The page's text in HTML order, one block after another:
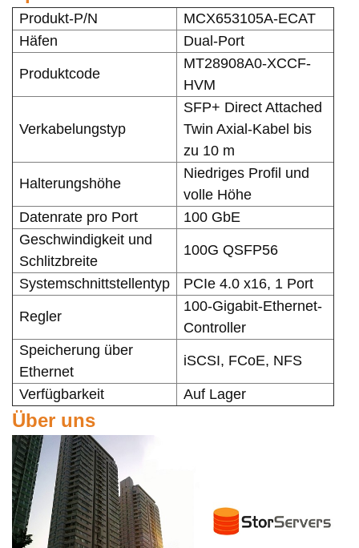
Produkt-P/N
MCX653105A-ECAT
Häfen
Dual-Port
Produktcode
MT28908A0-XCCF-
HVM
Verkabelungstyp
SFP+ Direct Attached
Twin Axial-Kabel bis
zu 10 m
Halterungshöhe
Niedriges Profil und
volle Höhe
Datenrate pro Port
100 GbE
Geschwindigkeit und
Schlitzbreite
100G QSFP56
Systemschnittstellentyp PCIe 4.0 x16, 1 Port
Regler
100-Gigabit-Ethernet-
Controller
Speicherung über
Ethernet
iSCSI, FCoE, NFS
Verfügbarkeit Auf Lager
Über uns